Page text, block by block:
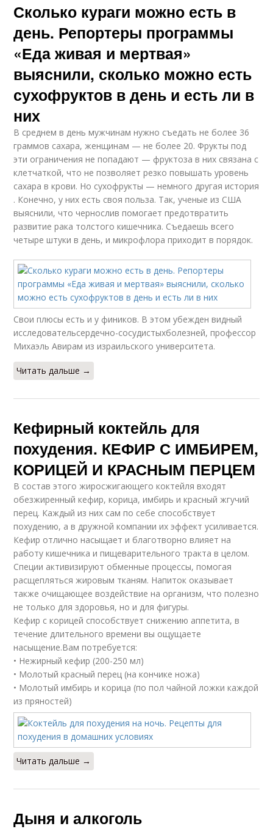
Сколько кураги можно есть в
день. Репортеры программы
«Еда живая и мертвая»
выяснили, сколько можно есть
сухофруктов в день и есть ли в
них
В среднем в день мужчинам нужно съедать не более 36
граммов сахара, женщинам — не более 20. Фрукты под
эти ограничения не попадают — фруктоза в них связана с
клетчаткой, что не позволяет резко повышать уровень
сахара в крови. Но сухофрукты — немного другая история
. Конечно, у них есть своя польза. Так, ученые из США
выяснили, что чернослив помогает предотвратить
развитие рака толстого кишечника. Съедаешь всего
четыре штуки в день, и микрофлора приходит в порядок.
Свои плюсы есть и у фиников. В этом убежден видный
исследовательсердечно-сосудистыхболезней, профессор
Михаэль Авирам из израильского университета.
Читать дальше →
Кефирный коктейль для
похудения. КЕФИР С ИМБИРЕМ,
КОРИЦЕЙ И КРАСНЫМ ПЕРЦЕМ
В состав этого жиросжигающего коктейля входят
обезжиренный кефир, корица, имбирь и красный жгучий
перец. Каждый из них сам по себе способствует
похудению, а в дружной компании их эффект усиливается.
Кефир отлично насыщает и благотворно влияет на
работу кишечника и пищеварительного тракта в целом.
Специи активизируют обменные процессы, помогая
расщепляться жировым тканям. Напиток оказывает
также очищающее воздействие на организм, что полезно
не только для здоровья, но и для фигуры.
Кефир с корицей способствует снижению аппетита, в
течение длительного времени вы ощущаете
насыщение.Вам потребуется:
• Нежирный кефир (200-250 мл)
• Молотый красный перец (на кончике ножа)
• Молотый имбирь и корица (по пол чайной ложки каждой
из пряностей)
Читать дальше →
Дыня и алкоголь